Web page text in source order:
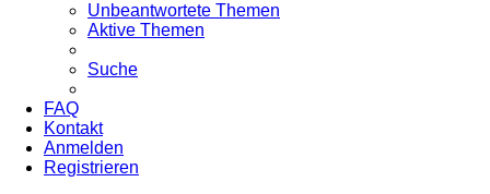
Unbeantwortete Themen
Aktive Themen
Suche
FAQ
Kontakt
Anmelden
Registrieren